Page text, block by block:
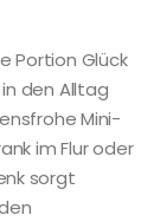
Portion Glück
den Alltag
Mini-
im Flur oder
sorgt